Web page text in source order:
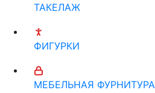
ТАКЕЛАЖ
ФИГУРКИ
МЕБЕЛЬНАЯ ФУРНИТУРА